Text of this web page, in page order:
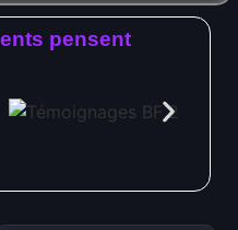
pensent